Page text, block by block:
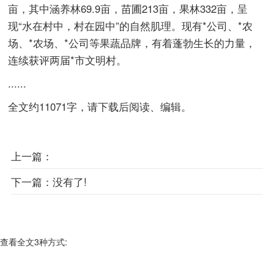
亩，其中涵养林69.9亩，苗圃213亩，果林332亩，呈
现“水在村中，村在园中”的自然肌理。现有*公司、*农
场、*农场、*公司等果蔬品牌，有着蓬勃生长的力量，
连续获评两届*市文明村。
......
全文约11071字，请下载后阅读、编辑。
上一篇：
下一篇： 没有了!
查看全文3种方式: